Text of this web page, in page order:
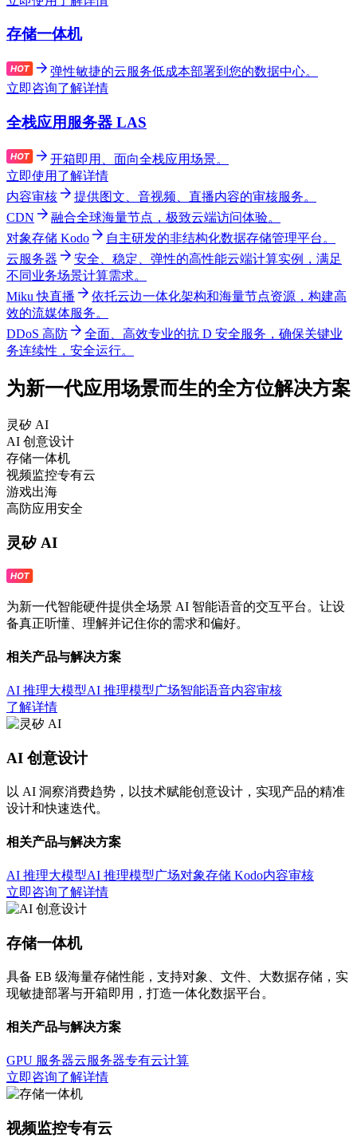
存储一体机
弹性敏捷的云服务低成本部署到您的数据中心。
立即咨询了解详情
全栈应用服务器 LAS
开箱即用、面向全栈应用场景。
立即使用 了解详情
内容审核
提供图文、音视频、直播内容的审核服务。
CDN
融合全球海量节点，极致云端访问体验。
对象存储 Kodo
自主研发的非结构化数据存储管理平台。
云服务器
安全、稳定、弹性的高性能云端计算实例，满足
不同业务场景计算需求。
Miku 快直播
依托云边一体化架构和海量节点资源，构建高
效的流媒体服务。
DDoS 高防
全面、高效专业的抗 D 安全服务，确保关键业
务连续性，安全运行。
为新一代应用场景而生的全方位解决方案
灵矽 AI
AI 创意设计
存储一体机
视频监控专有云
游戏出海
高防应用安全
灵矽 AI
为新一代智能硬件提供全场景 AI 智能语音的交互平台。让设
备真正听懂、理解并记住你的需求和偏好。
相关产品与解决方案
AI 推理大模型AI 推理模型广场智能语音内容审核
了解详情
AI 创意设计
以 AI 洞察消费趋势，以技术赋能创意设计，实现产品的精准
设计和快速迭代。
相关产品与解决方案
AI 推理大模型AI 推理模型广场对象存储 Kodo内容审核
立即咨询了解详情
存储一体机
具备 EB 级海量存储性能，支持对象、文件、大数据存储，实
现敏捷部署与开箱即用，打造一体化数据平台。
相关产品与解决方案
GPU 服务器云服务器专有云计算
立即咨询了解详情
视频监控专有云